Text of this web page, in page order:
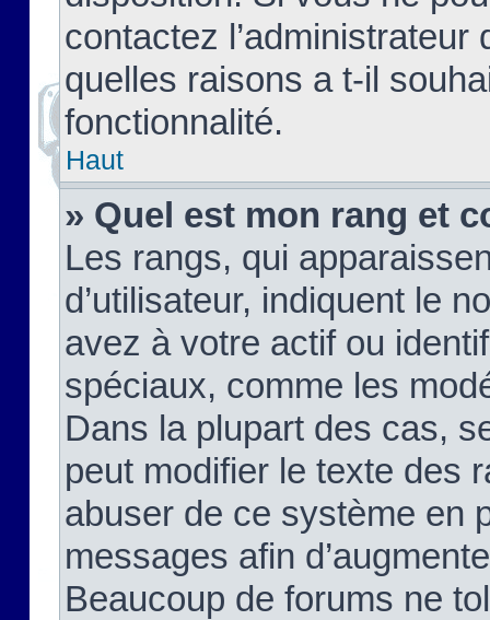
contactez
quelles raisons a t-il
fonctionnalité.
Haut
» Quel est mon rang et
Les rangs, qui
d’utilisateur, indiquent le
avez à votre actif ou
spéciaux, comme les
Dans la plupart des cas,
peut modifier le texte des
abuser de ce système en
messages afin
Beaucoup de forums ne